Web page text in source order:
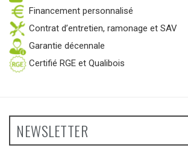
Financement personnalisé
Contrat d’entretien, ramonage et SAV
Garantie décennale
Certifié RGE et Qualibois
NEWSLETTER